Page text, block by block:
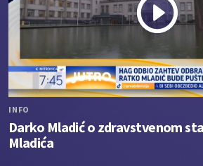
INFO
Darko Mladić o zdravstvenom
Mladića